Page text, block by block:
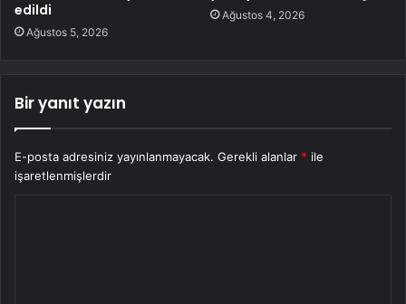
edildi
Ağustos 5, 2026
Ağustos 4, 2026
Bir yanıt yazın
E-posta adresiniz yayınlanmayacak. Gerekli alanlar * ile
işaretlenmişlerdir